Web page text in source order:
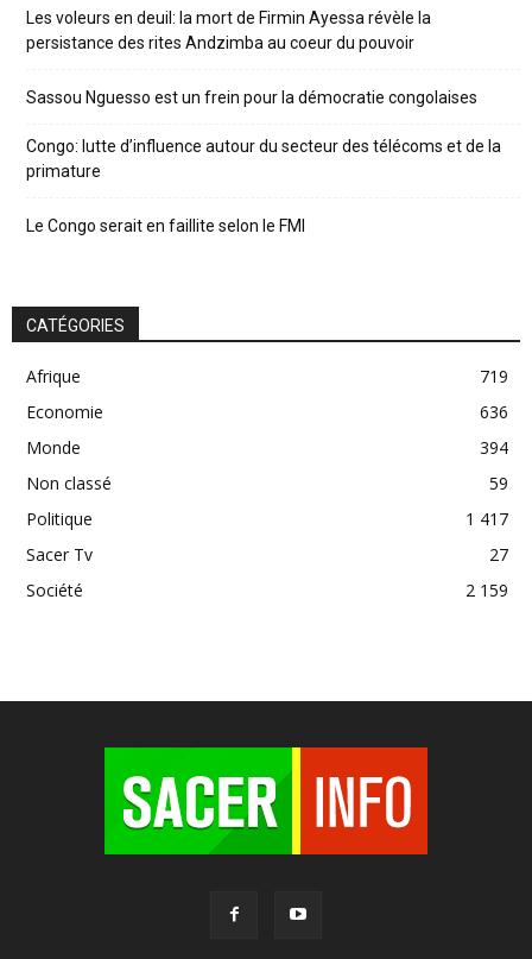
Les voleurs en deuil: la mort de Firmin Ayessa révèle la
persistance des rites Andzimba au coeur du pouvoir
Sassou Nguesso est un frein pour la démocratie congolaises
Congo: lutte d’influence autour du secteur des télécoms et de la
primature
Le Congo serait en faillite selon le FMI
CATÉGORIES
Afrique
719
Economie
636
Monde
394
Non classé
59
Politique
1 417
Sacer Tv
27
Société
2 159